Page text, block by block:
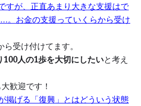
すが、正直あまり大きな支援はで
。お金の支援っていくらから受け
受け付けてます。
人の1歩を大切にしたいと考え
歓迎です！
掲げる「復興」とはどういう状態